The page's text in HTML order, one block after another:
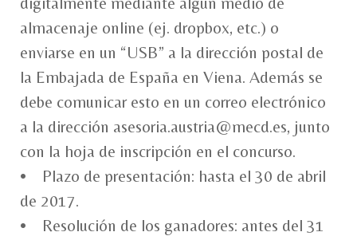
almacenaje online (ej. dropbox, etc.) o
enviarse en un “USB” a la dirección postal de
la Embajada de España en Viena. Además se
debe comunicar esto en un correo electrónico
a la dirección asesoria.austria@mecd.es, junto
con la hoja de inscripción en el concurso.
• Plazo de presentación: hasta el 30 de abril
de 2017.
• Resolución de los ganadores: antes del 31